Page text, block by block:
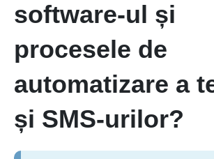
software-ul și
procesele de
automatizare a
și SMS-urilor?